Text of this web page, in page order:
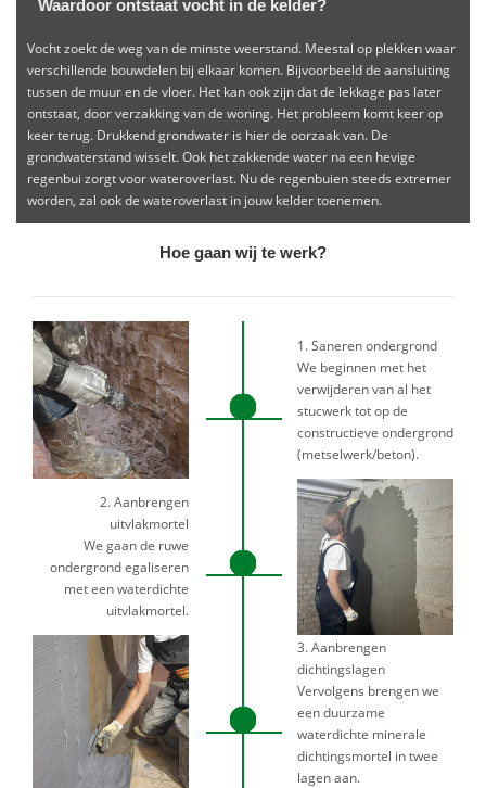
Waardoor ontstaat vocht in de kelder?
Vocht zoekt de weg van de minste weerstand. Meestal op plekken waar
verschillende bouwdelen bij elkaar komen. Bijvoorbeeld de aansluiting
tussen de muur en de vloer. Het kan ook zijn dat de lekkage pas later
ontstaat, door verzakking van de woning. Het probleem komt keer op
keer terug. Drukkend grondwater is hier de oorzaak van. De
grondwaterstand wisselt. Ook het zakkende water na een hevige
regenbui zorgt voor wateroverlast. Nu de regenbuien steeds extremer
worden, zal ook de wateroverlast in jouw kelder toenemen.
Hoe gaan wij te werk?
1. Saneren ondergrond
We beginnen met het
verwijderen van al het
stucwerk tot op de
constructieve ondergrond
(metselwerk/beton).
2. Aanbrengen
uitvlakmortel
We gaan de ruwe
ondergrond egaliseren
met een waterdichte
uitvlakmortel.
3. Aanbrengen
dichtingslagen
Vervolgens brengen we
een duurzame
waterdichte minerale
dichtingsmortel in twee
lagen aan.